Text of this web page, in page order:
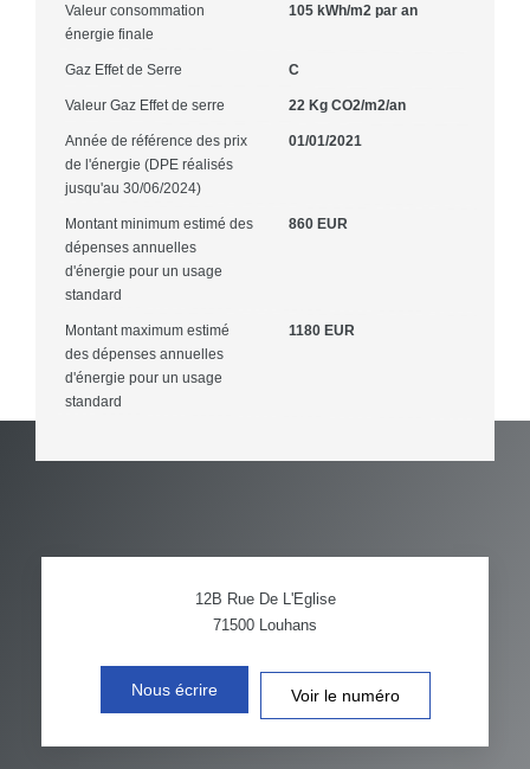
Valeur consommation
énergie finale
105 kWh/m2 par an
Gaz Effet de Serre C
Valeur Gaz Effet de serre 22 Kg CO2/m2/an
Année de référence des prix
de l'énergie (DPE réalisés
jusqu'au 30/06/2024)
01/01/2021
Montant minimum estimé des
dépenses annuelles
d'énergie pour un usage
standard
860 EUR
Montant maximum estimé
des dépenses annuelles
d'énergie pour un usage
standard
1180 EUR
12B Rue De L'Eglise
71500 Louhans
Nous écrire Voir le numéro